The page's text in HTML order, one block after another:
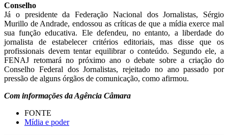
Conselho
Já o presidente da Federação Nacional dos Jornalistas, Sérgio
Murillo de Andrade, endossou as críticas de que a mídia exerce mal
sua função educativa. Ele defendeu, no entanto, a liberdade do
jornalista de estabelecer critérios editoriais, mas disse que os
profissionais devem tentar equilibrar o conteúdo. Segundo ele, a
FENAJ retomará no próximo ano o debate sobre a criação do
Conselho Federal dos Jornalistas, rejeitado no ano passado por
pressão de alguns órgãos de comunicação, como afirmou.
Com informações da Agência Câmara
FONTE
Mídia e poder